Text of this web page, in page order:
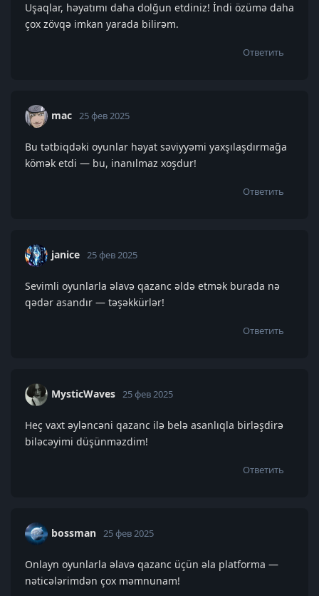
Uşaqlar, həyatımı daha dolğun etdiniz! İndi özümə daha
çox zövqə imkan yarada bilirəm.
Ответить
mac 25 фев 2025
Bu tətbiqdəki oyunlar həyat səviyyəmi yaxşılaşdırmağa
kömək etdi — bu, inanılmaz xoşdur!
Ответить
janice 25 фев 2025
Sevimli oyunlarla əlavə qazanc əldə etmək burada nə
qədər asandır — təşəkkürlər!
Ответить
MysticWaves 25 фев 2025
Heç vaxt əyləncəni qazanc ilə belə asanlıqla birləşdirə
biləcəyimi düşünməzdim!
Ответить
bossman 25 фев 2025
Onlayn oyunlarla əlavə qazanc üçün əla platforma —
nəticələrimdən çox məmnunam!